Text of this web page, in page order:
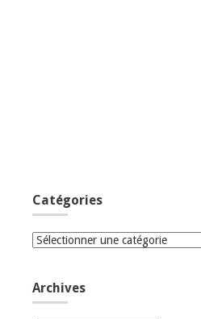
Catégories
Catégories
Archives